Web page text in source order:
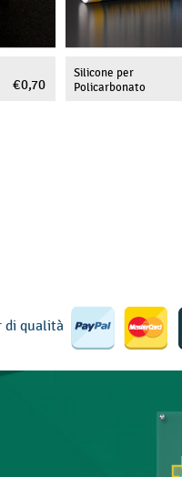
€ 0,70
Silicone per
Policarbonato
di qualità